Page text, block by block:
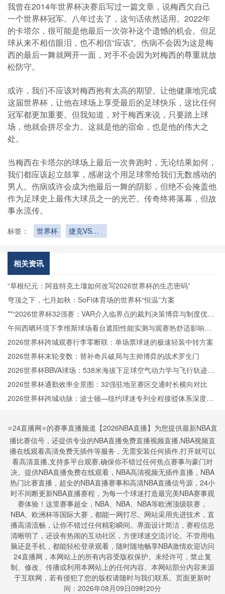
我曾在2014年世界杯决赛后写过一篇文章，说梅西欠自己
一个世界杯冠军。八年过去了，这句话依然适用。2022年
的卡塔尔，很可能是他最后一次弥补这个遗憾的机会。但足
球从来不相信眼泪，也不相信“应该”。伤病不会因为这是梅
西的最后一舞就网开一面，对手不会因为对梅西的尊重就放
松防守。
或许，我们不应该对梅西抱有太高的期望。让他健康地完成
这届世界杯，让他在球场上享受最后的足球快乐，这比任何
冠军都更加重要。但我知道，对于梅西来说，只要踏上球
场，他就会拼尽全力。这就是他的宿命，也是他的伟大之
处。
当梅西在卡塔尔的球场上最后一次奔跑时，无论结果如何，
我们都应该起立鼓掌，感谢这个用足球带给我们无数感动的
男人。伤病或许会成为他最后一舞的阴影，但绝不会掩盖他
作为足球史上最伟大球员之一的光芒。传奇终将落幕，但故
事永流传。
标签： 世界杯
捷克VS墨
相关资讯
“草根纪元：阿兹特克土壤如何改写2026世界杯的生态密码”
穹顶之下，七月如秋：SoFi体育场的世界杯“恒温”方案
**“2026世界杯32强赛：VAR介入临界点的裁判决策博弈与制度优化
路径”**
午间西晒环境下李维斯球场看台遮阳性能实测与观赛热舒适影响分
析
2026世界杯跨城观赛行李零断联：单场票球迷的极速轻装中转方案
2026世界杯末轮变数：替补奇兵破局与主帅博弈的战术罗生门
2026世界杯BBVA球场：538米海拔下足球空气动力学与飞行轨迹的
微扰动解析
2026世界杯通勤效率全景图：32强驻地至赛区交通时长横向对比
2026世界杯跨城动脉：波士顿—纽约球迷专列全程接驳体系深度拆
⭐️24直播网⭐️的赛事直播频道【2026NBA直播】为您提供最新NBA直
播比赛信号，还提供专业的NBA直播免费直播视频直播,NBA视频直
播在线观看高清免费无插件等服务，无需安装任何插件,打开就可以
看高清直播,支持多平台观赛,确保你不错过任何焦点赛事与豪门对
决。提供NBA直播免费在线观看，NBA高清视频无插件直播，NBA
热门比赛直播，超全的NBA直播赛事和高清NBA直播信号源，24小
时不间断更新NBA直播赛程，为每一个球迷打造最完美NBA赛事观
赛体验！这里赛事超全，NBA、NBA、NBA等欧洲顶级联赛，
NBA、欧洲杯等国际大赛，都能一网打尽。网站采用先进技术，直
播高清流畅，让你不错过任何精彩瞬间。界面设计简洁，赛程信息
清晰明了，还设有热闹的互动社区，方便球迷交流讨论。不管用电
脑还是手机，都能轻松登录观看，随时随地畅享NBA激情欢迎访问
24直播网，本网站上的所有内容受版权保护。未经许可，禁止复
制、修改、传播或利用本网站上的任何内容。本网站部分内容来源
于互联网，若有侵犯了您的版权请随时与我们联系。页面更新时
间：2026年08月09日09时20分